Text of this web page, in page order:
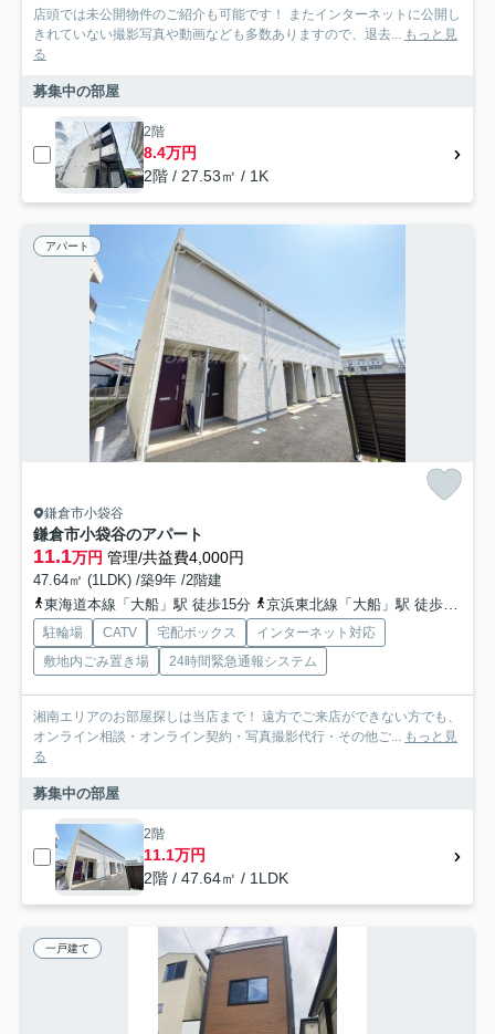
店頭では未公開物件のご紹介も可能です！ またインターネットに公開し
きれていない撮影写真や動画なども多数ありますので、退去... もっと見
る
募集中の部屋
2階
8.4万円
2階 / 27.53㎡ / 1K
アパート
鎌倉市小袋谷
鎌倉市小袋谷のアパート
11.1万円 管理/共益費4,000円
47.64㎡ (1LDK) /築9年 /2階建
東海道本線「大船」駅 徒歩15分
京浜東北線「大船」駅 徒歩15分
駐輪場 CATV 宅配ボックス
インターネット対応
敷地内ごみ置き場
24時間緊急通報システム
湘南エリアのお部屋探しは当店まで！ 遠方でご来店ができない方でも、
オンライン相談・オンライン契約・写真撮影代行・その他ご... もっと見
る
募集中の部屋
2階
11.1万円
2階 / 47.64㎡ / 1LDK
一戸建て